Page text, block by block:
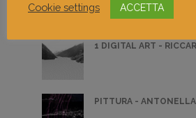
1 DIGITAL ART -
PITTURA -
Cookie settings ACCETTA